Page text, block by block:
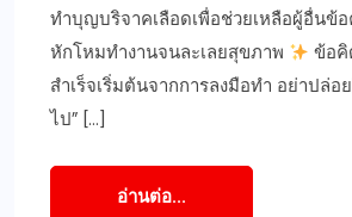
ทำบุญบริจาคเลือดเพื่อช่วยเหลือผู้อื่นข้อ
หักโหมทำงานจนละเลยสุขภาพ
ข้อคิ
สำเร็จเริ่มต้นจากการลงมือทำ อย่าปล่
ไป” […]
อ่านต่อ...